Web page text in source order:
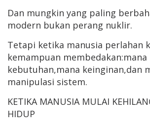
Dan mungkin yang paling
modern bukan perang nuklir.
Tetapi ketika manusia perlahan
kemampuan membedakan:mana
kebutuhan,mana keinginan,dan
manipulasi sistem.
KETIKA MANUSIA MULAI
HIDUP